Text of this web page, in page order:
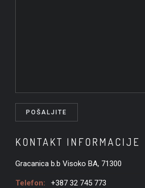
KONTAKT INFORMACIJE
Gracanica b.b Visoko BA, 71300
Telefon: +387 32 745 773